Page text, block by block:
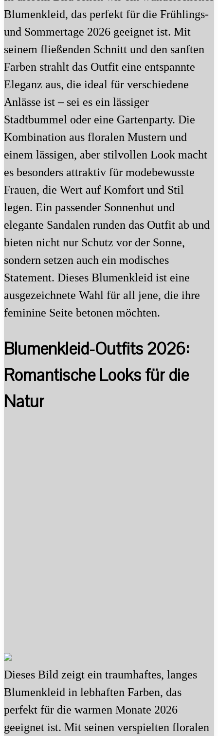
Blumenkleid, das perfekt für die Frühlings-
und Sommertage 2026 geeignet ist. Mit
seinem fließenden Schnitt und den sanften
Farben strahlt das Outfit eine entspannte
Eleganz aus, die ideal für verschiedene
Anlässe ist – sei es ein lässiger
Stadtbummel oder eine Gartenparty. Die
Kombination aus floralen Mustern und
einem lässigen, aber stilvollen Look macht
es besonders attraktiv für modebewusste
Frauen, die Wert auf Komfort und Stil
legen. Ein passender Sonnenhut und
elegante Sandalen runden das Outfit ab und
bieten nicht nur Schutz vor der Sonne,
sondern setzen auch ein modisches
Statement. Dieses Blumenkleid ist eine
ausgezeichnete Wahl für all jene, die ihre
feminine Seite betonen möchten.
Blumenkleid-Outfits 2026:
Romantische Looks für die
Natur
Dieses Bild zeigt ein traumhaftes, langes
Blumenkleid in lebhaften Farben, das
perfekt für die warmen Monate 2026
geeignet ist. Mit seinen verspielten floralen